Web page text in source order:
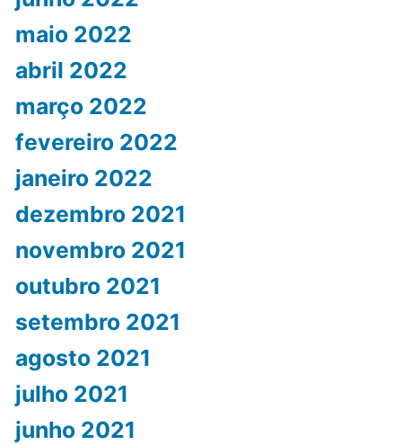
maio 2022
abril 2022
março 2022
fevereiro 2022
janeiro 2022
dezembro 2021
novembro 2021
outubro 2021
setembro 2021
agosto 2021
julho 2021
junho 2021